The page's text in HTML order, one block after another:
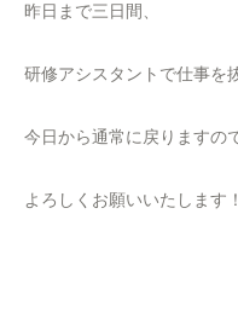
昨日まで三日間、
研修アシスタントで仕事を
今日から通常に戻りますの
よろしくお願いいたします！